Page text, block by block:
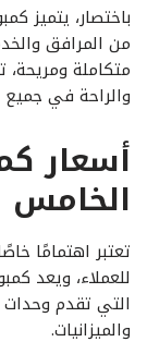
باختصار، يتميز
من المرافق
متكاملة
والراحة في
أسعار
الخامس
تعتبر اهتمامًا
للعملاء، ويعد
التي تقدم وحدات
والميزانيات.